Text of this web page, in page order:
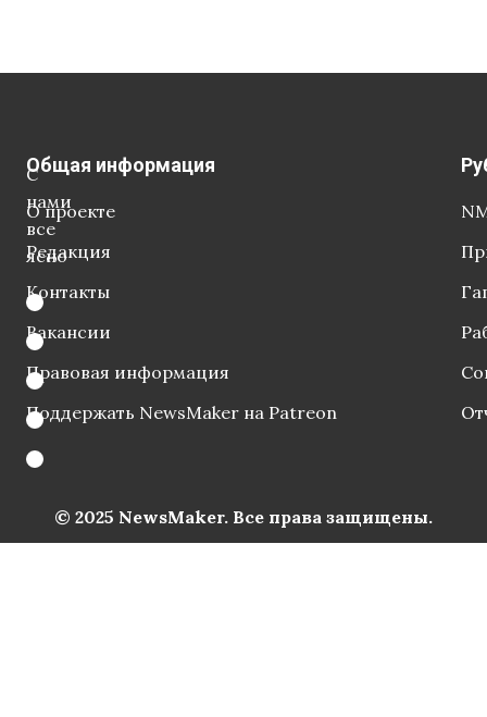
С
нами
все
ясно
Общая информация
О проекте
Редакция
Контакты
Вакансии
Правовая информация
Поддержать NewsMaker на Patreon
© 2025 NewsMaker. Все права защищены.